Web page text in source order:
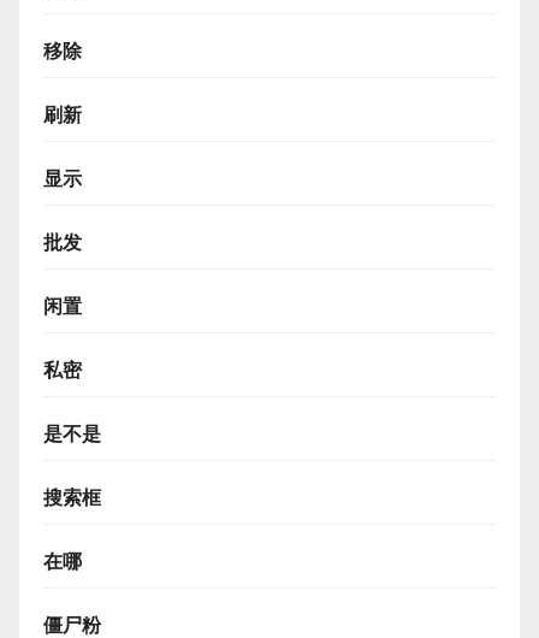
移除
刷新
显示
批发
闲置
私密
是不是
搜索框
在哪
僵尸粉